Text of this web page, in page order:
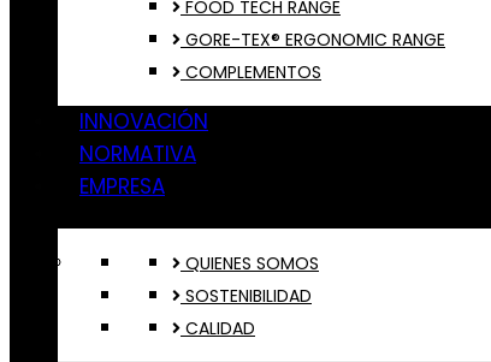
FOOD TECH RANGE
GORE-TEX® ERGONOMIC RANGE
COMPLEMENTOS
INNOVACIÓN
NORMATIVA
EMPRESA
QUIENES SOMOS
SOSTENIBILIDAD
CALIDAD